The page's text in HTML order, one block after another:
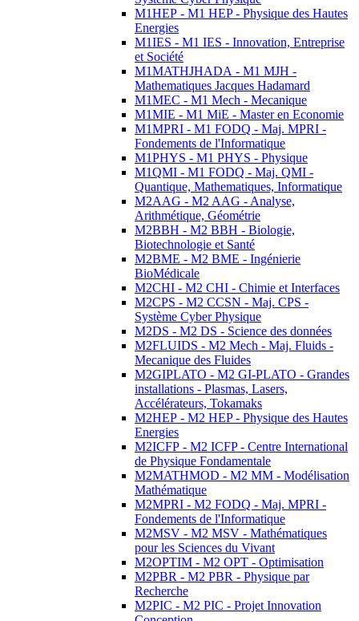
M1HEP - M1 HEP - Physique des Hautes
Energies
M1IES - M1 IES - Innovation, Entreprise
et Société
M1MATHJHADA - M1 MJH -
Mathematiques Jacques Hadamard
M1MEC - M1 Mech - Mecanique
M1MIE - M1 MiE - Master en Economie
M1MPRI - M1 FODQ - Maj. MPRI -
Fondements de l'Informatique
M1PHYS - M1 PHYS - Physique
M1QMI - M1 FODQ - Maj. QMI -
Quantique, Mathematiques, Informatique
M2AAG - M2 AAG - Analyse,
Arithmétique, Géométrie
M2BBH - M2 BBH - Biologie,
Biotechnologie et Santé
M2BME - M2 BME - Ingénierie
BioMédicale
M2CHI - M2 CHI - Chimie et Interfaces
M2CPS - M2 CCSN - Maj. CPS -
Système Cyber Physique
M2DS - M2 DS - Science des données
M2FLUIDS - M2 Mech - Maj. Fluids -
Mecanique des Fluides
M2GIPLATO - M2 GI-PLATO - Grandes
installations - Plasmas, Lasers,
Accélérateurs, Tokamaks
M2HEP - M2 HEP - Physique des Hautes
Energies
M2ICFP - M2 ICFP - Centre International
de Physique Fondamentale
M2MATHMOD - M2 MM - Modélisation
Mathématique
M2MPRI - M2 FODQ - Maj. MPRI -
Fondements de l'Informatique
M2MSV - M2 MSV - Mathématiques
pour les Sciences du Vivant
M2OPTIM - M2 OPT - Optimisation
M2PBR - M2 PBR - Physique par
Recherche
M2PIC - M2 PIC - Projet Innovation